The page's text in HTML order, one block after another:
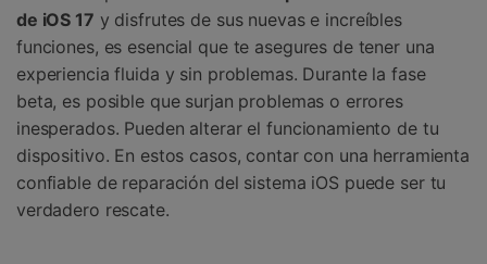
de iOS 17 y disfrutes de sus nuevas e increíbles
funciones, es esencial que te asegures de tener una
experiencia fluida y sin problemas.󠀲󠀡󠀡󠀦󠀤󠀠󠀣󠀠󠀥󠀳󠀰 Durante la fase
beta, es posible que surjan problemas o errores
inesperados. Pueden alterar el funcionamiento de tu
dispositivo. En estos casos, contar con una herramienta
confiable de reparación del sistema iOS puede ser tu
verdadero rescate.